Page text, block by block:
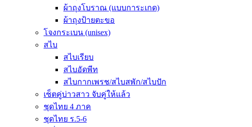
ผ้าถุงโบราณ (แบบการะเกด)
ผ้าถุงป้ายตะขอ
โจงกระเบน (unisex)
สไบ
สไบเรียบ
สไบอัดพีท
สไบกากเพรช/สไบสพัก/สไบปัก
เซ็ตคู่บ่าวสาว จับคู่ให้แล้ว
ชุดไทย 4 ภาค
ชุดไทย ร.5-6